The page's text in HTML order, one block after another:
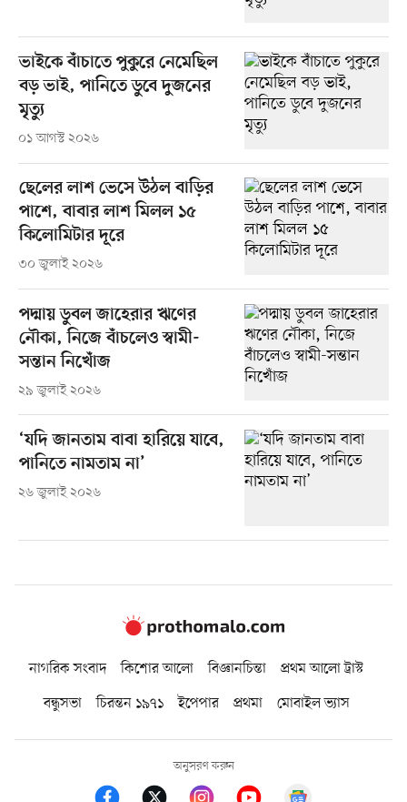
ভাইকে বাঁচাতে পুকুরে নেমেছিল
বড় ভাই, পানিতে ডুবে দুজনের
মৃত্যু
০১ আগস্ট ২০২৬
ছেলের লাশ ভেসে উঠল বাড়ির
পাশে, বাবার লাশ মিলল ১৫
কিলোমিটার দূরে
৩০ জুলাই ২০২৬
পদ্মায় ডুবল জাহেরার ঋণের
নৌকা, নিজে বাঁচলেও স্বামী-
সন্তান নিখোঁজ
২৯ জুলাই ২০২৬
‘যদি জানতাম বাবা হারিয়ে যাবে,
পানিতে নামতাম না’
২৬ জুলাই ২০২৬
নাগরিক সংবাদ কিশোর আলো বিজ্ঞানচিন্তা
প্রথম আলো ট্রাস্ট
বন্ধুসভা
চিরন্তন ১৯৭১ ইপেপার প্রথমা মোবাইল ভ্যাস
অনুসরণ করুন